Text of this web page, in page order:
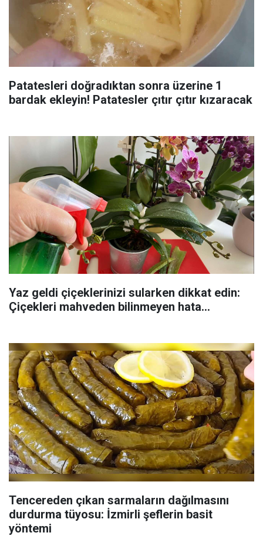
Patatesleri doğradıktan sonra üzerine 1
bardak ekleyin! Patatesler çıtır çıtır kızaracak
Yaz geldi çiçeklerinizi sularken dikkat edin:
Çiçekleri mahveden bilinmeyen hata...
Tencereden çıkan sarmaların dağılmasını
durdurma tüyosu: İzmirli şeflerin basit
yöntemi